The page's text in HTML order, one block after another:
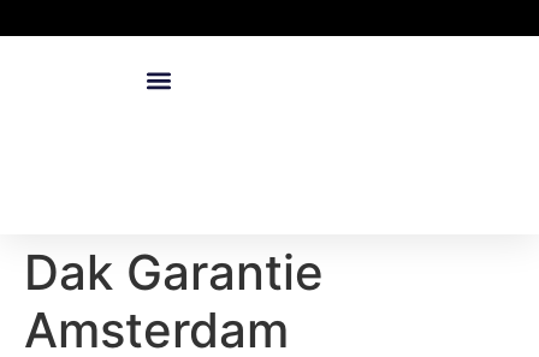
Dak Garantie
Amsterdam